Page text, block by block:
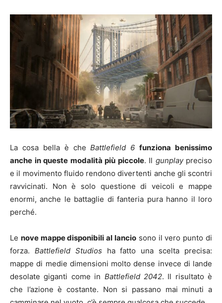
La cosa bella è cheBattlefield 6 funziona benissimo
anche in queste modalità più piccole. Il gunplaypreciso
e il movimento fluido rendono divertenti anche gli scontri
ravvicinati. Non è solo questione di veicoli e mappe
enormi, anche le battaglie di fanteria pura hanno il loro
perché.
Le nove mappe disponibili al lancio sono il vero punto di
forza. Battlefield Studios ha fatto una scelta precisa:
mappe di medie dimensioni molto dense invece di lande
desolate giganti come in Battlefield 2042. Il risultato è
che l’azione è costante. Non si passano mai minuti a